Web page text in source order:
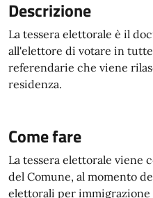
Descrizione
La tessera elettorale è il
all'elettore di votare in
referendarie che viene
residenza.
Come fare
La tessera elettorale viene
del Comune, al momento
elettorali per immigrazione